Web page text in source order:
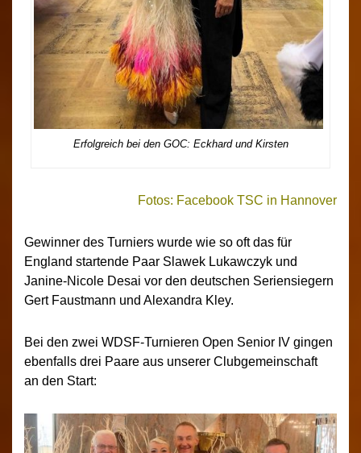
Erfolgreich bei den GOC: Eckhard und Kirsten
Fotos: Facebook TSC in Hannover
Gewinner des Turniers wurde wie so oft das für
England startende Paar Slawek Lukawczyk und
Janine-Nicole Desai vor den deutschen Seriensiegern
Gert Faustmann und Alexandra Kley.
Bei den zwei WDSF-Turnieren Open Senior IV gingen
ebenfalls drei Paare aus unserer Clubgemeinschaft
an den Start: